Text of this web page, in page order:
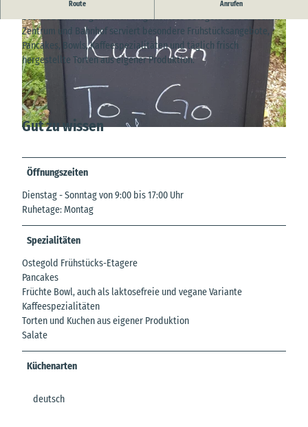
© M. Witt |
© SG Hemmoor | CC-BY
Route Anrufen
Lust auf ein besonderes Frühstück, Kaffee oder Kuchen?
Das modern und gemütlich eingerichtete Ostegold Café zwischen
Zentrum und Bahnhof serviert besondere Frühstücksangebote,
Pancakes, Bowls, Kaffeespezialitäten und täglich frisch
hergestellte Torten aus eigener Produktion.
Gut zu wissen
Öffnungszeiten
Dienstag - Sonntag von 9:00 bis 17:00 Uhr
Ruhetage: Montag
Spezialitäten
Ostegold Frühstücks-Etagere
Pancakes
Früchte Bowl, auch als laktosefreie und vegane Variante
Kaffeespezialitäten
Torten und Kuchen aus eigener Produktion
Salate
Küchenarten
deutsch